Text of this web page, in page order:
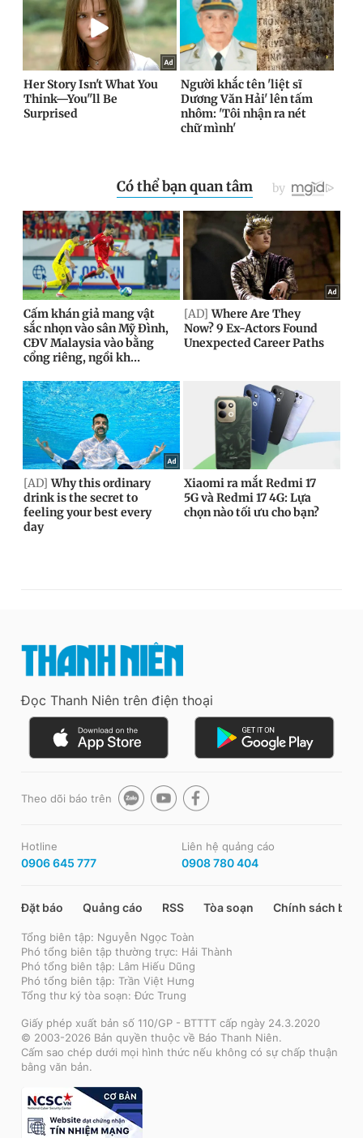
Đọc Thanh Niên trên điện thoại
Theo dõi báo trên
Hotline
0906 645 777
Liên hệ quảng cáo
0908 780 404
Đặt báo Quảng cáo RSS Tòa soạn Chính sách bảo
Tổng biên tập: Nguyễn Ngọc Toàn
Phó tổng biên tập thường trực: Hải Thành
Phó tổng biên tập: Lâm Hiếu Dũng
Phó tổng biên tập: Trần Việt Hưng
Tổng thư ký tòa soạn: Đức Trung
Giấy phép xuất bản số 110/GP - BTTTT cấp ngày 24.3.2020
© 2003-2026 Bản quyền thuộc về Báo Thanh Niên.
Cấm sao chép dưới mọi hình thức nếu không có sự chấp thuận
bằng văn bản.